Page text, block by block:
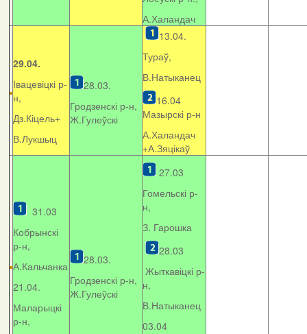
А.Халандач
29.04.
Івацевіцкі р-
н,
Дз.Кіцель+
В.Лукшыц
28.03.
Гродзенскі р-н,
Ж.Гулеўскі
13.04.
Тураў,
В.Натыканец
16.04
Мазырскі р-н
А.Халандач
+А.Зяцікаў
31.03
Кобрынскі
р-н,
А.Кальчанка
21.04.
Маларыцкі
р-н,
28.03.
Гродзенскі р-н,
Ж.Гулеўскі
27.03
Гомельскі р-
н,
З. Гарошка
28.03
Жыткавіцкі р-
н,
В.Натыканец
03.04